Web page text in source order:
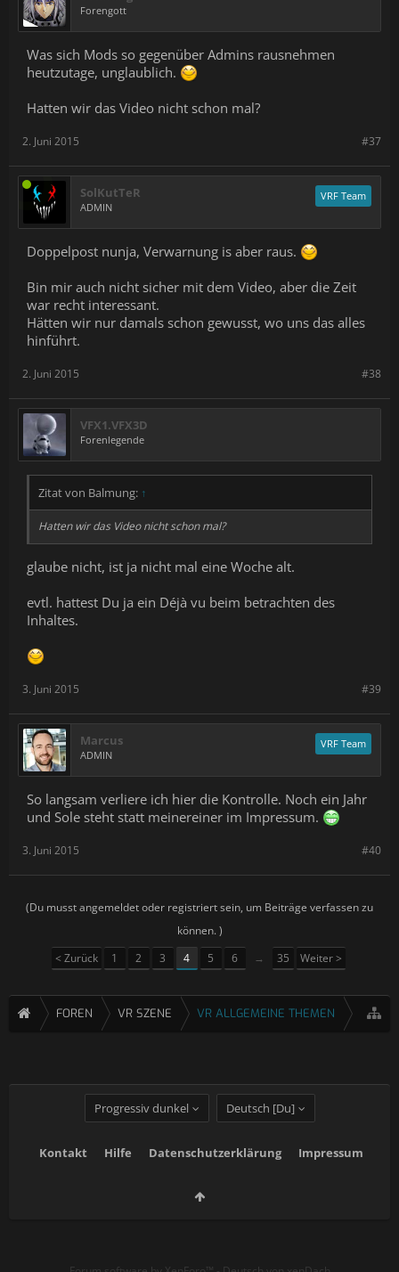
Forengott
Was sich Mods so gegenüber Admins rausnehmen
heutzutage, unglaublich.
Hatten wir das Video nicht schon mal?
#37
2. Juni 2015
SolKutTeR
ADMIN
VRF Team
Doppelpost nunja, Verwarnung is aber raus.
Bin mir auch nicht sicher mit dem Video, aber die Zeit
war recht interessant.
Hätten wir nur damals schon gewusst, wo uns das alles
hinführt.
#38
2. Juni 2015
VFX1.VFX3D
Forenlegende
Zitat von Balmung: ↑
Hatten wir das Video nicht schon mal?
glaube nicht, ist ja nicht mal eine Woche alt.
evtl. hattest Du ja ein Déjà vu beim betrachten des
Inhaltes.
#39
3. Juni 2015
Marcus
ADMIN
VRF Team
So langsam verliere ich hier die Kontrolle. Noch ein Jahr
und Sole steht statt meinereiner im Impressum.
#40
3. Juni 2015
(Du musst angemeldet oder registriert sein, um Beiträge verfassen zu
können. )
< Zurück
1 2 3 4 5 6 → 35 Weiter >
FOREN VR SZENE VR ALLGEMEINE THEMEN
Progressiv dunkel Deutsch [Du]
Kontakt Hilfe Datenschutzerklärung Impressum